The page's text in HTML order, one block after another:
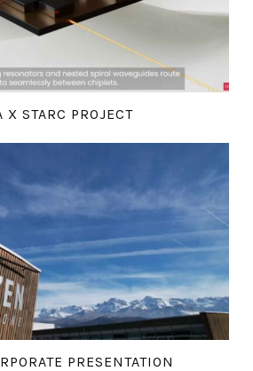
X STARC PROJECT
PRESENTATION